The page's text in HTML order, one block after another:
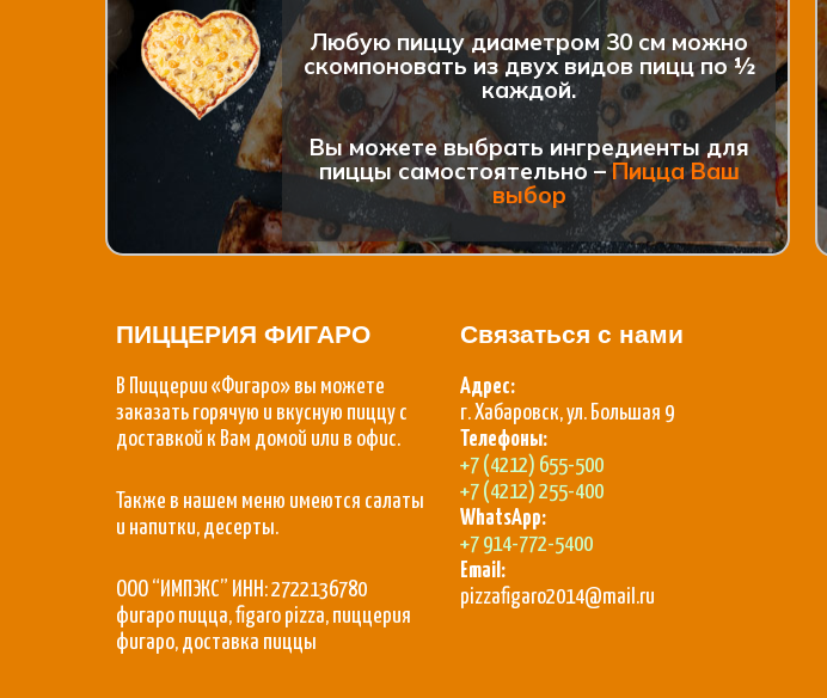
Любую пиццу диаметром 30 см можно
скомпоновать из двух видов пицц по ½
каждой.
Вы можете выбрать ингредиенты для
пиццы самостоятельно –Пицца Ваш
выбор
ПИЦЦЕРИЯ ФИГАРО
В Пиццерии «Фигаро» вы можете
заказать горячую и вкусную пиццу с
доставкой к Вам домой или в офис.
Также в нашем меню имеются салаты
и напитки, десерты.
ООО “ИМПЭКС” ИНН: 2722136780
фигаро пицца, figaro pizza, пиццерия
фигаро, доставка пиццы
Связаться с нами
Адрес:
г. Хабаровск, ул. Большая 9
Телефоны:
+7 (4212) 655-500
+7 (4212) 255-400
WhatsApp:
+7 914-772-5400
Email:
pizzafigaro2014@mail.ru